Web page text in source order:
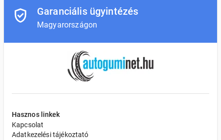
Garanciális ügyintézés
Magyarországon
Hasznos linkek
Kapcsolat
Adatkezelési tájékoztató